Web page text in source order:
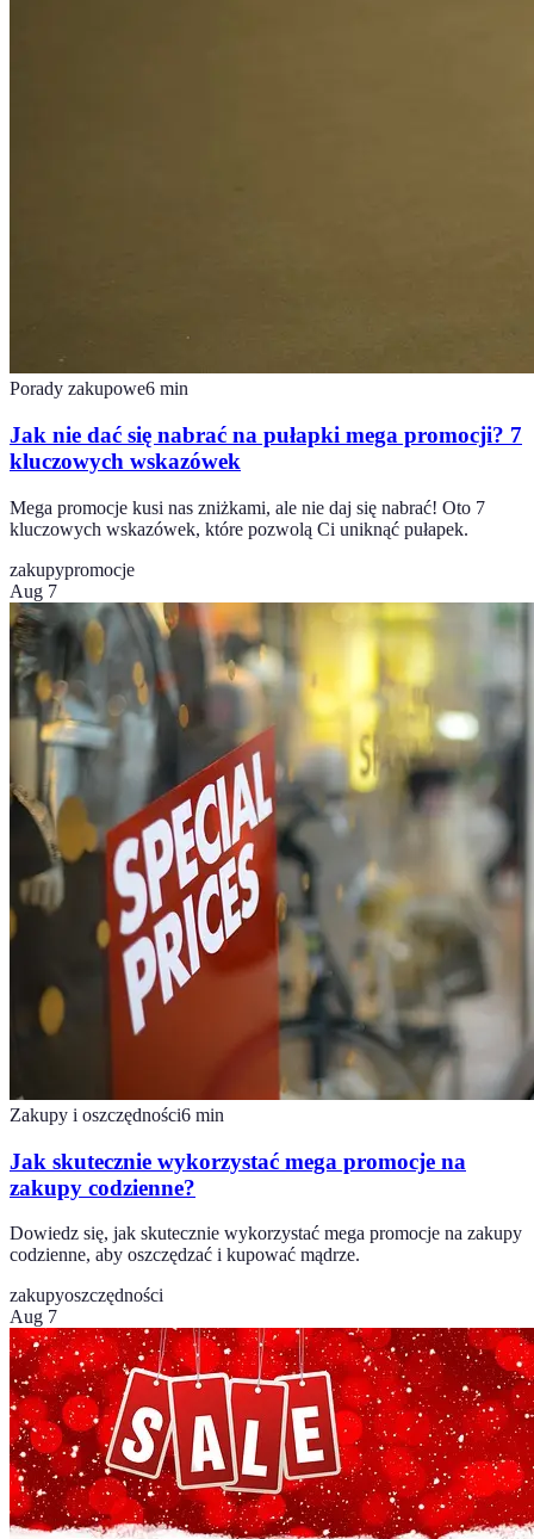
Porady zakupowe6 min
Jak nie dać się nabrać na pułapki mega promocji? 7
kluczowych wskazówek
Mega promocje kusi nas zniżkami, ale nie daj się nabrać! Oto 7
kluczowych wskazówek, które pozwolą Ci uniknąć pułapek.
zakupypromocje
Aug 7
Zakupy i oszczędności6 min
Jak skutecznie wykorzystać mega promocje na
zakupy codzienne?
Dowiedz się, jak skutecznie wykorzystać mega promocje na zakupy
codzienne, aby oszczędzać i kupować mądrze.
zakupyoszczędności
Aug 7